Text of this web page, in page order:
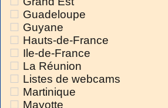
Guadeloupe
Guyane
Hauts-de-France
Ile-de-France
La Réunion
Listes de webcams
Martinique
Mayotte